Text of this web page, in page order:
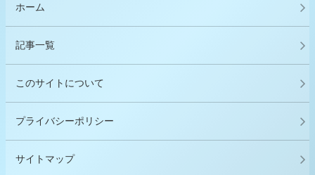
ホーム
記事一覧
このサイトについて
プライバシーポリシー
サイトマップ